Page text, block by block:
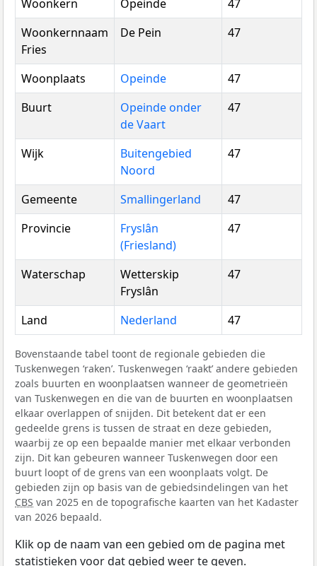
Woonkern Opeinde
47
Woonkernnaam
Fries
De Pein 47
Woonplaats Opeinde
47
Buurt
Opeinde onder
de Vaart
47
Wijk
Buitengebied
Noord
47
Gemeente Smallingerland
47
Provincie
Fryslân
(Friesland)
47
Waterschap
Wetterskip
Fryslân
47
Land Nederland 47
Bovenstaande tabel toont de regionale gebieden die
Tuskenwegen ‘raken’. Tuskenwegen ‘raakt’ andere gebieden
zoals buurten en woonplaatsen wanneer de geometrieën
van Tuskenwegen en die van de buurten en woonplaatsen
elkaar overlappen of snijden. Dit betekent dat er een
gedeelde grens is tussen de straat en deze gebieden,
waarbij ze op een bepaalde manier met elkaar verbonden
zijn. Dit kan gebeuren wanneer Tuskenwegen door een
buurt loopt of de grens van een woonplaats volgt. De
gebieden zijn op basis van de gebiedsindelingen van het
CBS van 2025 en de topografische kaarten van het Kadaster
van 2026 bepaald.
Klik op de naam van een gebied om de pagina met
statistieken voor dat gebied weer te geven.